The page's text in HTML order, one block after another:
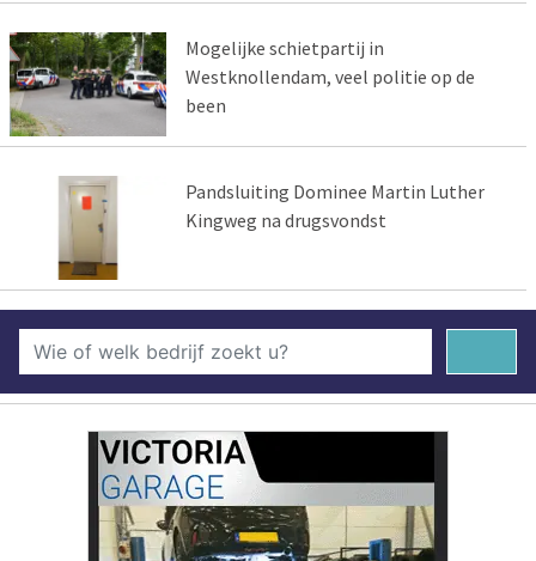
Mogelijke schietpartij in
Westknollendam, veel politie op de
been
Pandsluiting Dominee Martin Luther
Kingweg na drugsvondst